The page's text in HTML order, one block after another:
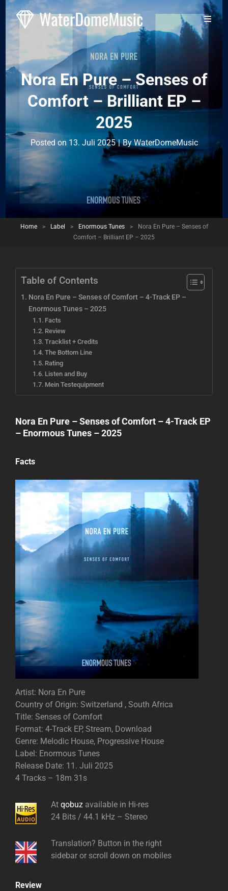
Nora En Pure – Senses of
Comfort – Brilliant EP –
2025
Posted on13. Juli 2025 | By Byline
WaterDomeMusic
Home > Label > Enormous Tunes >
Nora En Pure – Senses of
Comfort – Brilliant EP – 2025
Table of Contents
Nora En Pure – Senses of Comfort – 4-Track EP –
Enormous Tunes – 2025
Facts
Review
Tracklist + Credits
The Bottom Line
Rating
Listen and Buy
Mein Testequipment
Nora En Pure – Senses of Comfort – 4-Track EP
– Enormous Tunes – 2025
Facts
Artist: Nora En Pure
Country of Origin: Switzerland , South Africa
Title: Senses of Comfort
Format: 4-Track EP, Stream, Download
Genre: Melodic House, Progressive House
Label: Enormous Tunes
Release Date: 11. Juli 2025
4 Tracks – 18m 31s
At qobuz available in Hi-res
24 Bits / 44.1 kHz – Stereo
Translation? Button in the right
sidebar or scroll down on mobiles
Review